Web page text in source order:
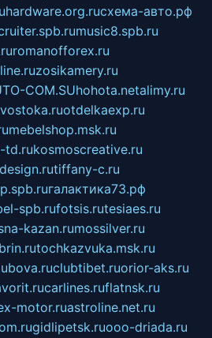
hardware.org.ruсхема-авто.рф
music8.spb.ru
romanofforex.ru
zosikamery.ru
COM.SUhohota.netalimy.ru
otdelkaexp.ru
mebelshop.msk.ru
td.rukosmoscreative.ru
tiffany-c.ru
галактика73.рф
spb.rufotsis.rutesiaes.ru
kazan.rumossilver.ru
tochkazvuka.msk.ru
clubtibet.ruorior-aks.ru
carlines.ruflatnsk.ru
motor.ruastroline.net.ru
gidlipetsk.ruooo-driada.ru